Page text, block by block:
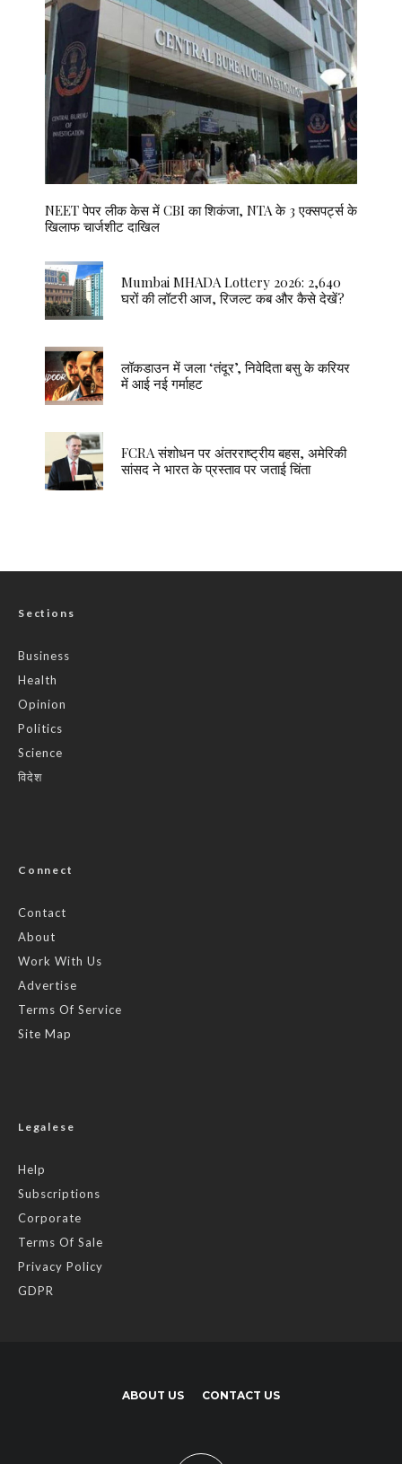
NEET पेपर लीक केस में CBI का शिकंजा, NTA के 3 एक्सपर्ट्स के
खिलाफ चार्जशीट दाखिल
Mumbai MHADA Lottery 2026: 2,640
घरों की लॉटरी आज, रिजल्ट कब और कैसे देखें?
लॉकडाउन में जला ‘तंदूर’, निवेदिता बसु के करियर
में आई नई गर्माहट
FCRA संशोधन पर अंतरराष्ट्रीय बहस, अमेरिकी
सांसद ने भारत के प्रस्ताव पर जताई चिंता
Sections
Business
Health
Opinion
Politics
Science
विदेश
Connect
Contact
About
Work With Us
Advertise
Terms Of Service
Site Map
Legalese
Help
Subscriptions
Corporate
Terms Of Sale
Privacy Policy
GDPR
ABOUT US CONTACT US